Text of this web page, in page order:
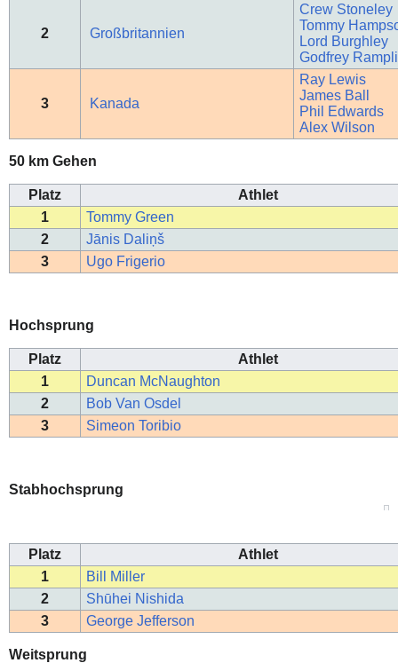
2 Großbritannien
Crew Stoneley
Tommy
Lord Burghley
Godfrey
3 Kanada
Ray Lewis
James Ball
Phil Edwards
Alex Wilson
50 km Gehen
Platz
Athlet
1
Tommy Green
2
Jānis Daliņš
3
Ugo Frigerio
Hochsprung
Platz
Athlet
1
Duncan McNaughton
2
Bob Van Osdel
3
Simeon Toribio
Stabhochsprung
Platz
Athlet
1
Bill Miller
2
Shūhei Nishida
3
George Jefferson
Weitsprung